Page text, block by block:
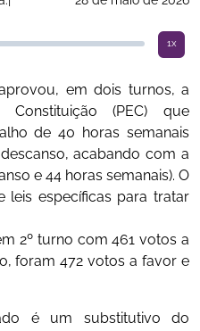
1x
em dois turnos, a
(PEC) que
de 40 horas semanais
acabando com a
e 44 horas semanais). O
leis específicas para tratar
2º turno com 461 votos a
foram 472 votos a favor e
é um substitutivo do